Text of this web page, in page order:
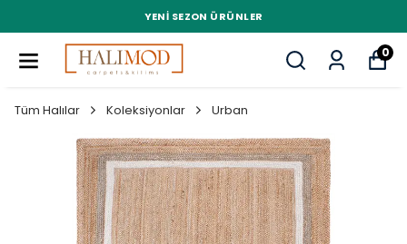
YENI SEZON ÜRÜNLER
0
Tüm Halılar Koleksiyonlar Urban